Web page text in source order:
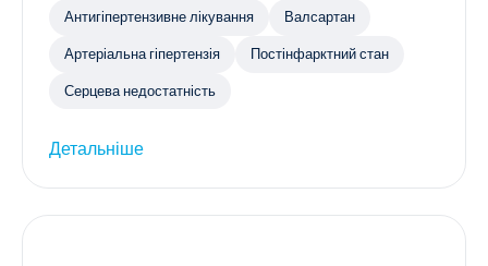
Антигіпертензивне лікування Валсартан
Артеріальна гіпертензія Постінфарктний стан
Серцева недостатність
Детальніше